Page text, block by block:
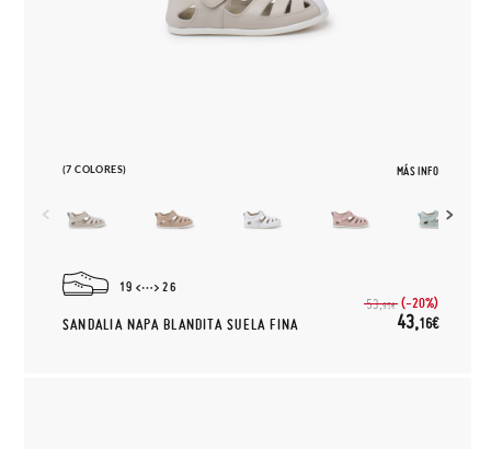
(7 COLORES) MÁS INFO
19 26
SANDALIA NAPA BLANDITA SUELA FINA
53,95€ (-20%)
43,16€